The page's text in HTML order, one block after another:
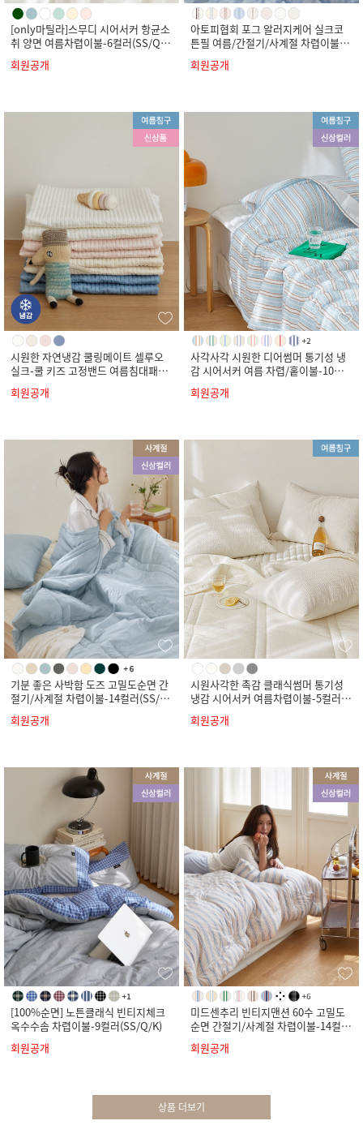
[only마틸라]스무디 시어서커 항균소
취 양면 여름차렵이불-6컬러(SS/Q/
K)
회원공개
아토피협회 포그 알러지케어 실크코
튼필 여름/간절기/사계절 차렵이불-8
컬러(SS/Q/K)
회원공개
시원한 자연냉감 쿨링메이트 셀루오
실크-쿨 키즈 고정밴드 여름침대패드-
4컬러(SS)
회원공개
사각사각 시원한 디어썸머 통기성 냉
감 시어서커 여름 차렵/홑이불-10컬
러(SS/Q/K)
회원공개
기분 좋은 사박함 도즈 고밀도순면 간
절기/사계절 차렵이불-14컬러(SS/Q/
회원공개
시원사각한 촉감 클래식썸머 통기성
냉감 시어서커 여름차렵이불-5컬러(S
회원공개
[100%순면] 노튼클래식 빈티지체크
옥수수솜 차렵이불-9컬러(SS/Q/K)
회원공개
미드센추리 빈티지맨션 60수 고밀도
순면 간절기/사계절 차렵이불-14컬러
회원공개
상품 더보기